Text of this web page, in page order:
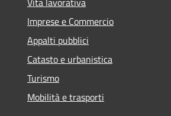
Imprese e Commercio
Appalti pubblici
Catasto e urbanistica
Turismo
Mobilità e trasporti